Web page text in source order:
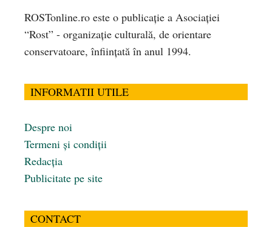
ROSTonline.ro este o publicaţie a Asociaţiei
“Rost” - organizaţie culturală, de orientare
conservatoare, înfiinţată în anul 1994.
INFORMATII UTILE
Despre noi
Termeni și condiții
Redacția
Publicitate pe site
CONTACT